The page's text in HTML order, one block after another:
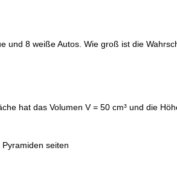
und 8 weiße Autos. Wie groß ist die
hat das Volumen V = 50 cm³ und die
seiten